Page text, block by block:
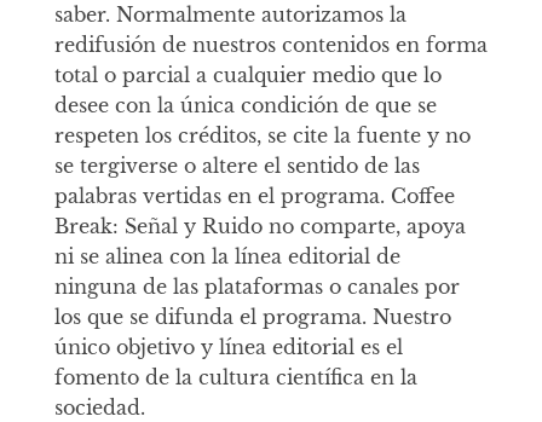
saber. Normalmente autorizamos la
redifusión de nuestros contenidos en forma
total o parcial a cualquier medio que lo
desee con la única condición de que se
respeten los créditos, se cite la fuente y no
se tergiverse o altere el sentido de las
palabras vertidas en el programa. Coffee
Break: Señal y Ruido no comparte, apoya
ni se alinea con la línea editorial de
ninguna de las plataformas o canales por
los que se difunda el programa. Nuestro
único objetivo y línea editorial es el
fomento de la cultura científica en la
sociedad.